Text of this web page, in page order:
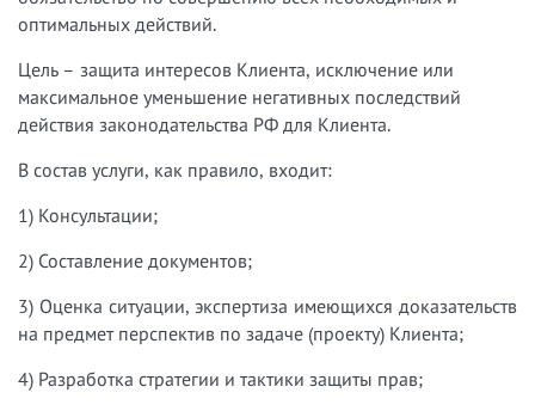
оптимальных действий.
Цель – защита интересов Клиента, исключение или
максимальное уменьшение негативных последствий
действия законодательства РФ для Клиента.
В состав услуги, как правило, входит:
1) Консультации;
2) Составление документов;
3) Оценка ситуации, экспертиза имеющихся доказательств
на предмет перспектив по задаче (проекту) Клиента;
4) Разработка стратегии и тактики защиты прав;